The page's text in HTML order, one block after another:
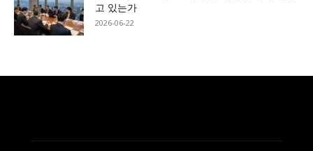
고 있는가
2026-06-22